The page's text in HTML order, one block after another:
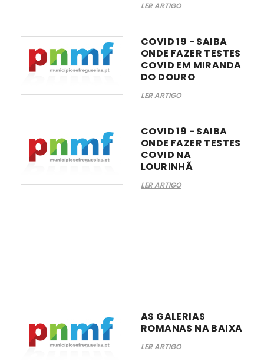
LER ARTIGO
COVID 19 - SAIBA
ONDE FAZER TESTES
COVID EM MIRANDA
DO DOURO
LER ARTIGO
COVID 19 - SAIBA
ONDE FAZER TESTES
COVID NA
LOURINHÃ
LER ARTIGO
AS GALERIAS
ROMANAS NA BAIXA
LER ARTIGO